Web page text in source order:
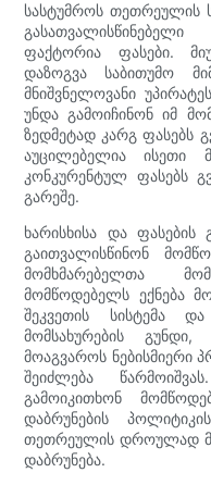
სასტუმროს თეთრეულის
ფაქტორია ფასები.
დაზოგვა საბითუმო
მნიშვნელოვანი
უნდა გამოიჩინონ იმ
ზედმეტად კარგ ფასებს
აუცილებელია ისეთი
კონკურენტულ ფასებს
გარეშე.
ხარისხისა და ფასების
გაითვალისწინონ
მომხმარებელთა
მომწოდებელს ექნება
შეკვეთის სისტემა
მომსახურების
მოაგვაროს ნებისმიერი
შეიძლება
გამოიკითხონ
დაბრუნების
თეთრეულის დროულად
დაბრუნება.